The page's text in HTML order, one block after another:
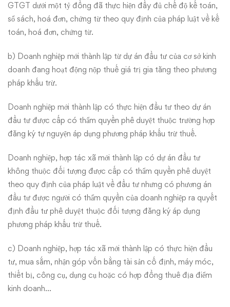
GTGT dưới một tỷ đồng đã thực hiện đầy đủ chế độ kế toán,
sổ sách, hoá đơn, chứng từ theo quy định của pháp luật về kế
toán, hoá đơn, chứng từ.
b) Doanh nghiệp mới thành lập từ dự án đầu tư của cơ sở kinh
doanh đang hoạt động nộp thuế giá trị gia tăng theo phương
pháp khấu trừ.
Doanh nghiệp mới thành lập có thực hiện đầu tư theo dự án
đầu tư được cấp có thẩm quyền phê duyệt thuộc trường hợp
đăng ký tự nguyện áp dụng phương pháp khấu trừ thuế.
Doanh nghiệp, hợp tác xã mới thành lập có dự án đầu tư
không thuộc đối tượng được cấp có thẩm quyền phê duyệt
theo quy định của pháp luật về đầu tư nhưng có phương án
đầu tư được người có thẩm quyền của doanh nghiệp ra quyết
định đầu tư phê duyệt thuộc đối tượng đăng ký áp dụng
phương pháp khấu trừ thuế.
c) Doanh nghiệp, hợp tác xã mới thành lập có thực hiện đầu
tư, mua sắm, nhận góp vốn bằng tài sản cố định, máy móc,
thiết bị, công cụ, dụng cụ hoặc có hợp đồng thuê địa điểm
kinh doanh…